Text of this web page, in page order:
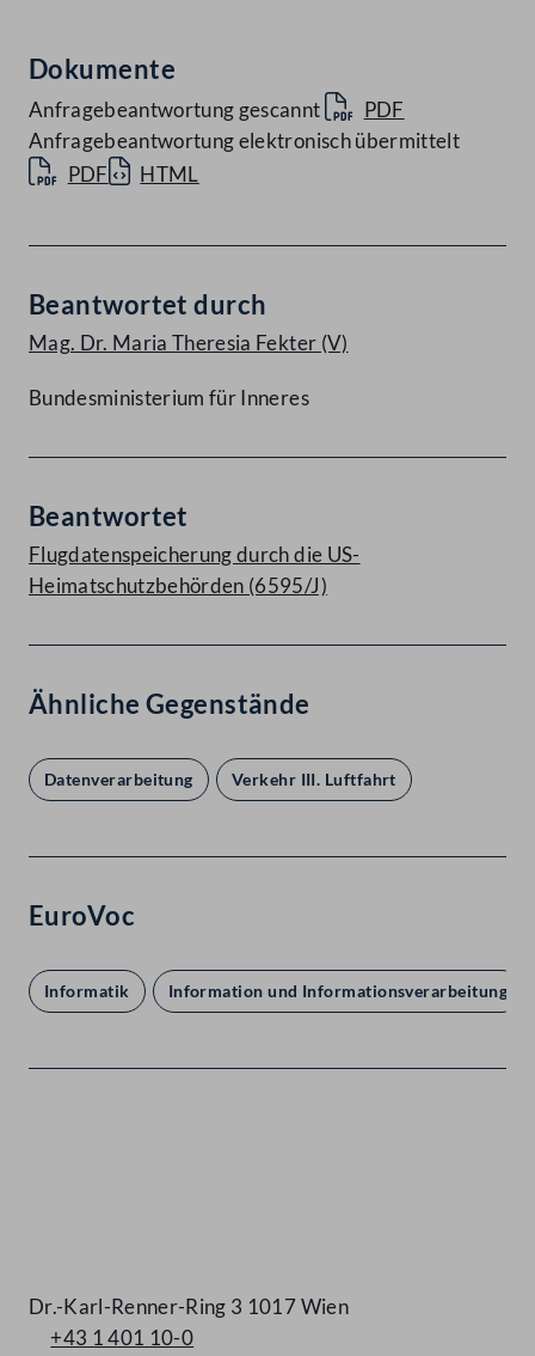
Dokumente
Anfragebeantwortung gescannt
PDF
Anfragebeantwortung elektronisch übermittelt
PDF
HTML
Beantwortet durch
Mag. Dr. Maria Theresia Fekter (V)
Bundesministerium für Inneres
Beantwortet
Flugdatenspeicherung durch die US-
Heimatschutzbehörden (6595/J)
Ähnliche Gegenstände
Datenverarbeitung Verkehr III. Luftfahrt
EuroVoc
Informatik Information und Informationsverarbeitung
Dr.-Karl-Renner-Ring 3 1017 Wien
+43 1 401 10-0